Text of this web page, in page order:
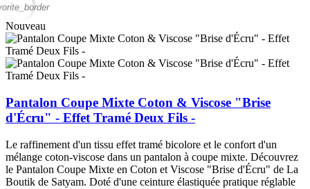
Nouveau
Pantalon Coupe Mixte Coton & Viscose "Brise
d'Écru" - Effet Tramé Deux Fils -
Le raffinement d'un tissu effet tramé bicolore et le confort d'un
mélange coton-viscose dans un pantalon à coupe mixte. Découvrez
le Pantalon Coupe Mixte en Coton et Viscose "Brise d'Écru" de La
Boutik de Satyam. Doté d'une ceinture élastiquée pratique réglable